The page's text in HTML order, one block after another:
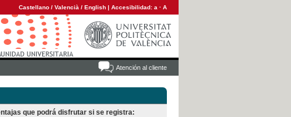
Castellano / Valencià / English | Accesibilidad: a · A
Atención al cliente
que podrá disfrutar si se registra: